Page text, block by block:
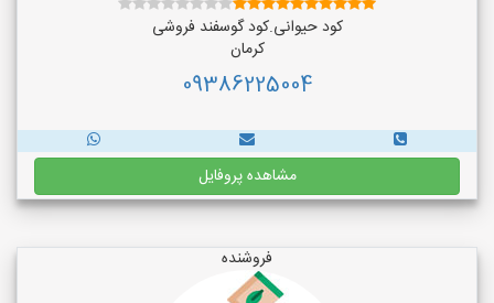
کود حیوانی.کود گوسفند فروشی
کرمان
09386225004
مشاهده پروفایل
فروشنده